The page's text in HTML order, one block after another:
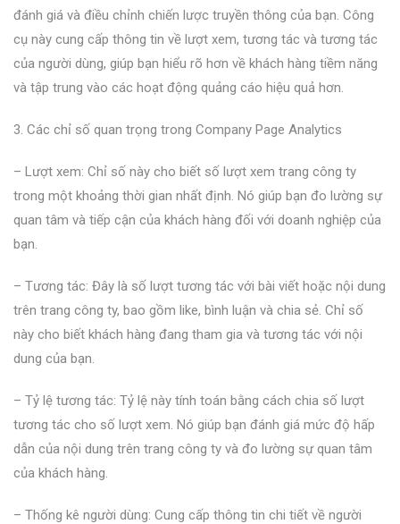
đánh giá và điều chỉnh chiến lược truyền thông của bạn. Công
cụ này cung cấp thông tin về lượt xem, tương tác và tương tác
của người dùng, giúp bạn hiểu rõ hơn về khách hàng tiềm năng
và tập trung vào các hoạt động quảng cáo hiệu quả hơn.
3. Các chỉ số quan trọng trong Company Page Analytics
– Lượt xem: Chỉ số này cho biết số lượt xem trang công ty
trong một khoảng thời gian nhất định. Nó giúp bạn đo lường sự
quan tâm và tiếp cận của khách hàng đối với doanh nghiệp của
bạn.
– Tương tác: Đây là số lượt tương tác với bài viết hoặc nội dung
trên trang công ty, bao gồm like, bình luận và chia sẻ. Chỉ số
này cho biết khách hàng đang tham gia và tương tác với nội
dung của bạn.
– Tỷ lệ tương tác: Tỷ lệ này tính toán bằng cách chia số lượt
tương tác cho số lượt xem. Nó giúp bạn đánh giá mức độ hấp
dẫn của nội dung trên trang công ty và đo lường sự quan tâm
của khách hàng.
– Thống kê người dùng: Cung cấp thông tin chi tiết về người